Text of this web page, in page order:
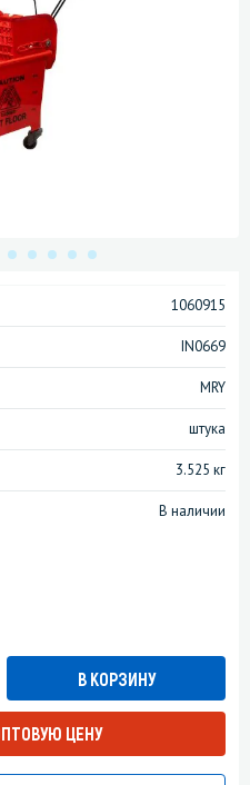
1060915
IN0669
MRY
штука
3.525 кг
В наличии
В КОРЗИНУ
ЦЕНУ